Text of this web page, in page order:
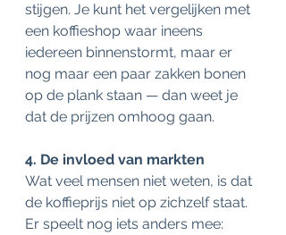
stijgen. Je kunt het vergelijken met
een koffieshop waar ineens
iedereen binnenstormt, maar er
nog maar een paar zakken bonen
op de plank staan — dan weet je
dat de prijzen omhoog gaan.
4. De invloed van markten
Wat veel mensen niet weten, is dat
de koffieprijs niet op zichzelf staat.
Er speelt nog iets anders mee: